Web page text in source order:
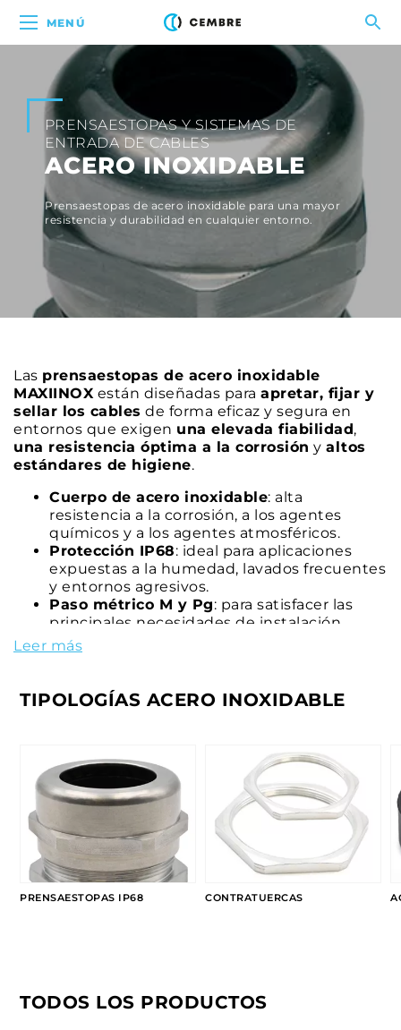
MENÚ
PRENSAESTOPAS Y SISTEMAS DE
ENTRADA DE CABLES
ACERO INOXIDABLE
Prensaestopas de acero inoxidable para una mayor
resistencia y durabilidad en cualquier entorno.
Las prensaestopas de acero inoxidable
MAXIINOXestán diseñadas para apretar, fijar y
sellar los cables de forma eficaz y segura en
entornos que exigen una elevada fiabilidad,
una resistencia óptima a la corrosión y altos
estándares de higiene.
Cuerpo de acero inoxidable: alta
resistencia a la corrosión, a los agentes
químicos y a los agentes atmosféricos.
Protección IP68: ideal para aplicaciones
expuestas a la humedad, lavados frecuentes
y entornos agresivos.
Paso métrico M y Pg: para satisfacer las
principales necesidades de instalación.
Amplia gama de medidas
diámetros, rangos de sujeción y longitudes
Elevados estándares de higiene: ideales
para aplicaciones en entornos estériles y de
45545-2: para aplicaciones ferroviarias y de
material rodante.
Gama de accesorios específicos: para
ampliar las posibilidades de instalación.
Leer más
TIPOLOGÍAS ACERO INOXIDABLE
PRENSAESTOPAS IP68 CONTRATUERCAS
TODOS LOS PRODUCTOS